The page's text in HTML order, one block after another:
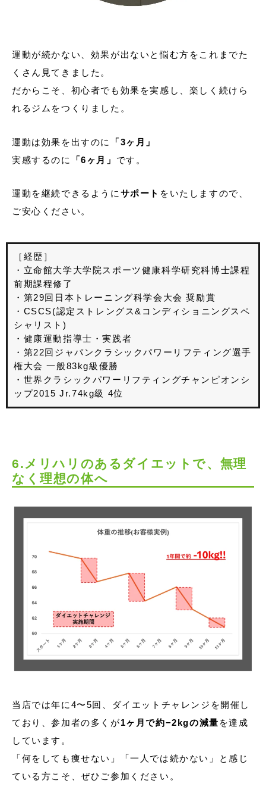
運動が続かない、効果が出ないと悩む方をこれまでた
くさん見てきました。
だからこそ、初心者でも効果を実感し、楽しく続けら
れるジムをつくりました。
運動は効果を出すのに
「3ヶ月」
実感するのに
「6ヶ月」 です。
運動を継続できるようにサポート をいたしますので、
ご安心ください。
［経歴］
・立命館大学大学院スポーツ健康科学研究科博士課程
前期課程修了
・第29回日本トレーニング科学会大会 奨励賞
・CSCS(認定ストレングス&コンディショニングスペ
シャリスト)
・健康運動指導士・実践者
・第22回ジャパンクラシックパワーリフティング選手
権大会 一般83kg級優勝
・世界クラシックパワーリフティングチャンピオンシ
ップ2015 Jr.74kg級 4位
6.メリハリのあるダイエットで、無理
なく理想の体へ
当店では年に4〜5回、ダイエットチャレンジを開催し
ており、参加者の多くが1ヶ月で約−2kgの減量 を達成
しています。
「何をしても痩せない」「一人では続かない」と感じ
ている方こそ、ぜひご参加ください。